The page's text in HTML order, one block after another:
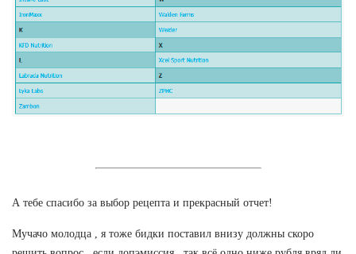
А тебе спасибо за выбор рецепта и прекрасный отчет!
Мучачо молодца , я тоже бидки поставил внизу должны скоро